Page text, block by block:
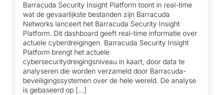
Barracuda Security Insight Platform toont in real-time
wat de gevaarlijkste bestanden zijn Barracuda
Networks lanceert het Barracuda Security Insight
Platform. Dit dashboard geeft real-time informatie over
actuele cyberdreigingen. Barracuda Security Insight
Platform brengt het actuele
cybersecuritydreigingsniveau in kaart, door data te
analyseren die worden verzameld door Barracuda-
beveiligingssystemen over de hele wereld. De analyse
is gebaseerd op [...]